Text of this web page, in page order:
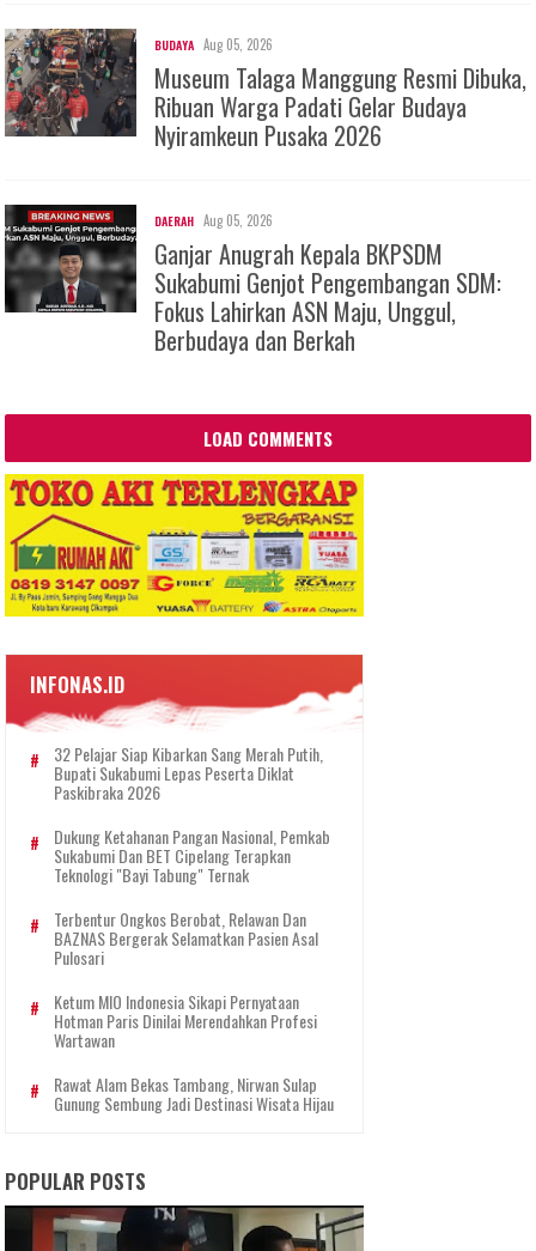
BUDAYA Aug 05, 2026
Museum Talaga Manggung Resmi Dibuka,
Ribuan Warga Padati Gelar Budaya
Nyiramkeun Pusaka 2026
DAERAH Aug 05, 2026
Ganjar Anugrah Kepala BKPSDM
Sukabumi Genjot Pengembangan SDM:
Fokus Lahirkan ASN Maju, Unggul,
Berbudaya dan Berkah
LOAD COMMENTS
INFONAS.ID
32 Pelajar Siap Kibarkan Sang Merah Putih,
Bupati Sukabumi Lepas Peserta Diklat
Paskibraka 2026
Dukung Ketahanan Pangan Nasional, Pemkab
Sukabumi Dan BET Cipelang Terapkan
Teknologi "Bayi Tabung" Ternak
Terbentur Ongkos Berobat, Relawan Dan
BAZNAS Bergerak Selamatkan Pasien Asal
Pulosari
Ketum MIO Indonesia Sikapi Pernyataan
Hotman Paris Dinilai Merendahkan Profesi
Wartawan
Rawat Alam Bekas Tambang, Nirwan Sulap
Gunung Sembung Jadi Destinasi Wisata Hijau
POPULAR POSTS